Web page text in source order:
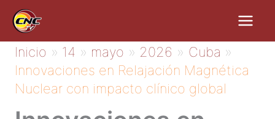
contenido
Inicio 14 mayo 2026
Cuba
Innovaciones en Relajación Magnética
Nuclear con impacto clínico global